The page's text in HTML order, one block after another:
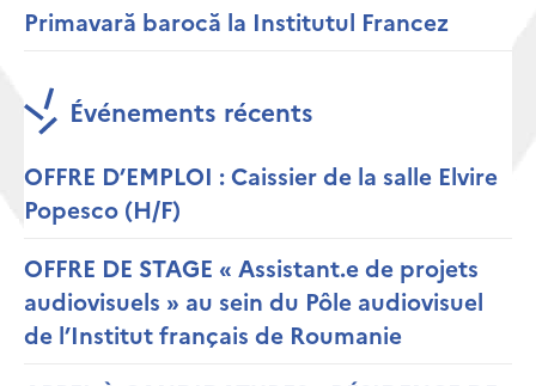
Primavară barocă la Institutul Francez
Événements récents
OFFRE D’EMPLOI : Caissier de la salle Elvire
Popesco (H/F)
OFFRE DE STAGE « Assistant.e de projets
audiovisuels » au sein du Pôle audiovisuel
de l’Institut français de Roumanie